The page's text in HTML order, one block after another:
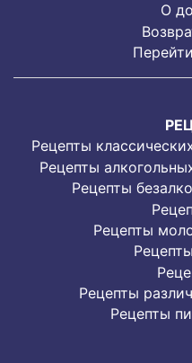
О
Рецепты
Рецепты
Рецепты
Рецепты
Рецепты
Рецепты